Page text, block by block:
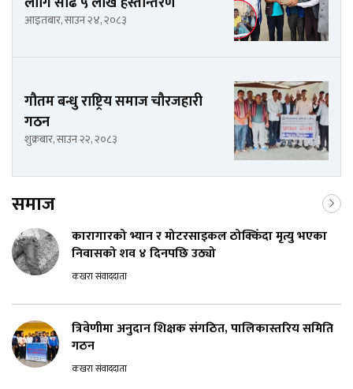
आइतबार, साउन २४, २०८३
गौतम बन्धु राष्ट्रिय समाज चौरजहारी
गठन
शुक्रबार, साउन २२, २०८३
समाज
कारागारको भ्यान र मोटरसाइकल ठोक्किँदा मृत्यु भएका
निवासको शव ४ दिनपछि उठ्यो
कखरा संवाददाता
त्रिवेणीमा अनुदान शिक्षक संगठित, पालिकास्तरिय समिति
गठन
कखरा संवाददाता